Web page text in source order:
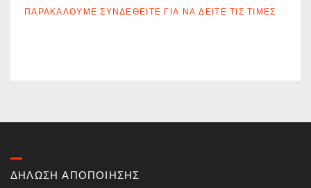
ΠΑΡΑΚΑΛΟΎΜΕ ΣΥΝΔΕΘΕΊΤΕ ΓΙΑ ΝΑ ΔΕΊΤΕ ΤΙΣ ΤΙΜΈΣ
ΔΗΛΩΣΗ ΑΠΟΠΟΙΗΣΗΣ